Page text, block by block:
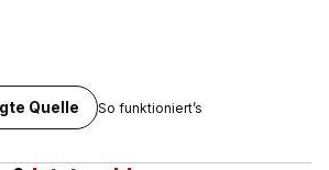
Quelle So funktioniert’s